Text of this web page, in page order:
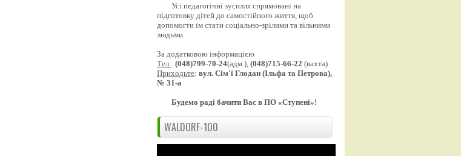
Усі педагогічні зусилля спрямовані на
підготовку дітей до самостійного життя, щоб
допомогти їм стати соціально-зрілими та вільними
людьми.
За додатковою інформацією
Тел. : (048)799-70-24(адм.), (048)715-66-22 (вахта)
Приходьте: вул. Сім'ї Глодан (Ільфа та Петрова),
№ 31-а
Будемо раді бачити Вас в ПО «Ступені»!
WALDORF-100